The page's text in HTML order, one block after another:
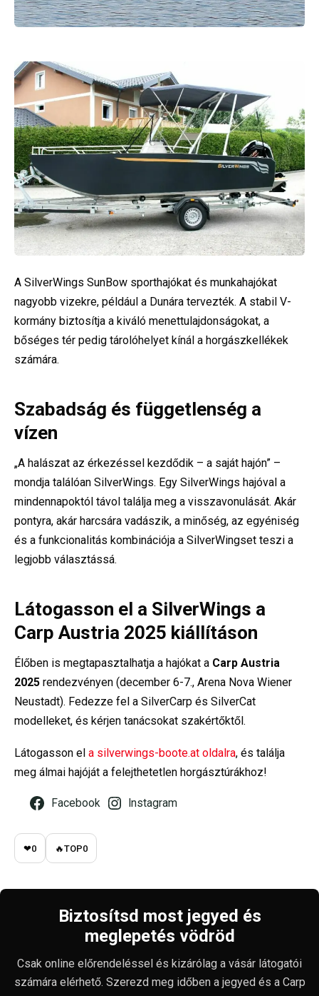
A SilverWings SunBow sporthajókat és munkahajókat
nagyobb vizekre, például a Dunára tervezték. A stabil V-
kormány biztosítja a kiváló menettulajdonságokat, a
bőséges tér pedig tárolóhelyet kínál a horgászkellékek
számára.
Szabadság és függetlenség a
vízen
„A halászat az érkezéssel kezdődik – a saját hajón” –
mondja találóan SilverWings. Egy SilverWings hajóval a
mindennapoktól távol találja meg a visszavonulását. Akár
pontyra, akár harcsára vadászik, a minőség, az egyéniség
és a funkcionalitás kombinációja a SilverWingset teszi a
legjobb választássá.
Látogasson el a SilverWings a
Carp Austria 2025 kiállításon
Élőben is megtapasztalhatja a hajókat a Carp Austria
2025 rendezvényen (december 6-7., Arena Nova Wiener
Neustadt). Fedezze fel a SilverCarp és SilverCat
modelleket, és kérjen tanácsokat szakértőktől.
Látogasson el a silverwings-boote.at oldalra, és találja
meg álmai hajóját a felejthetetlen horgásztúrákhoz!
Facebook Instagram
❤0 🔥TOP0
Biztosítsd most jegyed és
meglepetés vödröd
Csak online előrendeléssel és kizárólag a vásár látogatói
számára elérhető. Szerezd meg időben a jegyed és a Carp